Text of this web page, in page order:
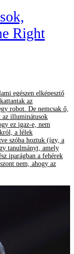
Right
egészen elképesztő
az
robot. De nemcsak ő,
az illuminátusok
ez igaz-e, nem
a lélek
szóba hoztuk (így, a
tanulmányt, amely
iparágban a fehérek
nem, ahogy az